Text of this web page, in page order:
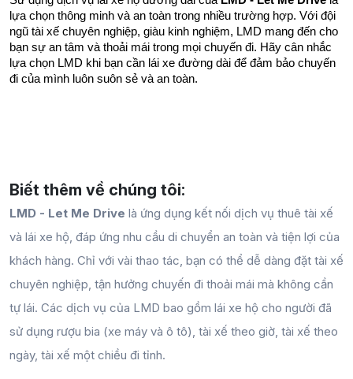
lựa chọn thông minh và an toàn trong nhiều trường hợp. Với đội
ngũ tài xế chuyên nghiệp, giàu kinh nghiệm, LMD mang đến cho
bạn sự an tâm và thoải mái trong mọi chuyến đi. Hãy cân nhắc
lựa chọn LMD khi bạn cần lái xe đường dài để đảm bảo chuyến
đi của mình luôn suôn sẻ và an toàn.
Biết thêm về chúng tôi:
LMD - Let Me Drive là ứng dụng kết nối dịch vụ thuê tài xế
và lái xe hộ, đáp ứng nhu cầu di chuyển an toàn và tiện lợi của
khách hàng. Chỉ với vài thao tác, bạn có thể dễ dàng đặt tài xế
chuyên nghiệp, tận hưởng chuyến đi thoải mái mà không cần
tự lái. Các dịch vụ của LMD bao gồm lái xe hộ cho người đã
sử dụng rượu bia (xe máy và ô tô), tài xế theo giờ, tài xế theo
ngày, tài xế một chiều đi tỉnh.